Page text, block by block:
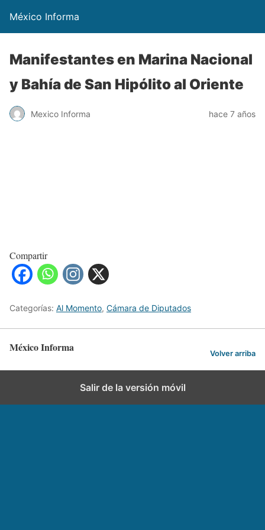
México Informa
Manifestantes en Marina Nacional
y Bahía de San Hipólito al Oriente
Mexico Informa hace 7 años
Compartir
Categorías: Al Momento, Cámara de Diputados
México Informa Volver arriba
Salir de la versión móvil